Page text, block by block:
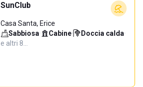
SunClub
Casa Santa, Erice
Sabbiosa· Cabine· Doccia calda·
e altri 8…